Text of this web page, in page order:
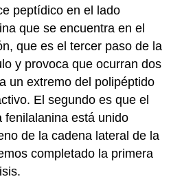
peptídico en el lado
que se encuentra en el
que es el tercer paso de la
y provoca que ocurran dos
un extremo del polipéptido
El segundo es que el
fenilalanina está unido
de la cadena lateral de la
completado la primera